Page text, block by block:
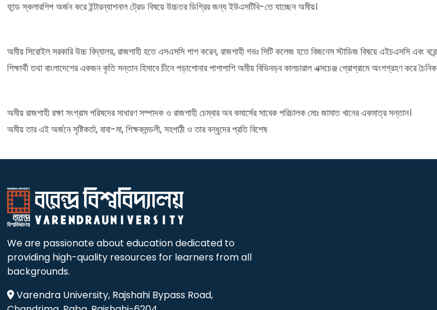
ফান্ড স্কলারশিপ অর্জন করে ইন্টারন্যাশনাল ট্রেড বিষয়ে উচ্চতর ডিগ্রির জন্য ইউএসটিবি-তে যাচ্ছেন অমীয়।
অমীয় সিরোইল সরকারি উচ্চ বিদ্যালয়, রাজশাহী হতে এসএসসি পাশ করেন, রাজশাহী গভঃ সিটি কলেজ হতে বিজনেস স্টাডিজ বিষয়ে এইচএসসি এবং
শিক্ষার্থী তথা বাংলাদেশের একজন কৃতি সন্তান হিসাবে চীনে পড়াশোনার পাশাপাশি অমীয় বিভিনড়ব কালচারাল এক্সচেঞ্জ প্রোগ্রামে অংশগ্রহণ করে
অমীয় রাজশাহী রক্ষা সংগ্রাম পরিষদের সাধারণ সম্পাদক ও রাজশাহী চেম্বার অব কমার্সের সাবেক পরিচালক মোঃ জামাত খানের একমাত্র সন্তান।
অমীয় তার এই অর্জনে সৃষ্টিকর্তা, বাবা-মা, শিক্ষকমন্ডলী, সহপাঠী ও তার বন্ধুদের প্রতি বিশেষ
We are passionate about education dedicated to
providing high-quality resources for learners from all
backgrounds.
Varendra University, Rajshahi Bypass Road,